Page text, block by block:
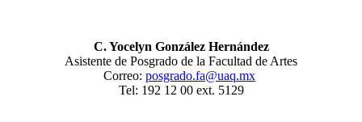
C. Yocelyn González Hernández
Asistente de Posgrado de la Facultad de Artes
Correo: posgrado.fa@uaq.mx
Tel: 192 12 00 ext. 5129